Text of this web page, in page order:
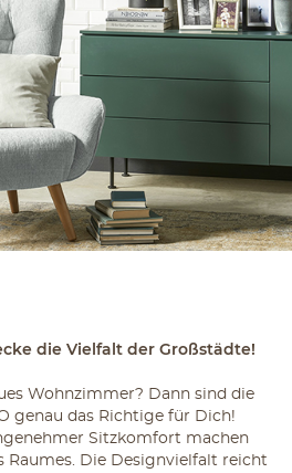
die Vielfalt der Großstädte!
Wohnzimmer? Dann sind die
genau das Richtige für Dich!
Sitzkomfort machen
Raumes. Die Designvielfalt reicht